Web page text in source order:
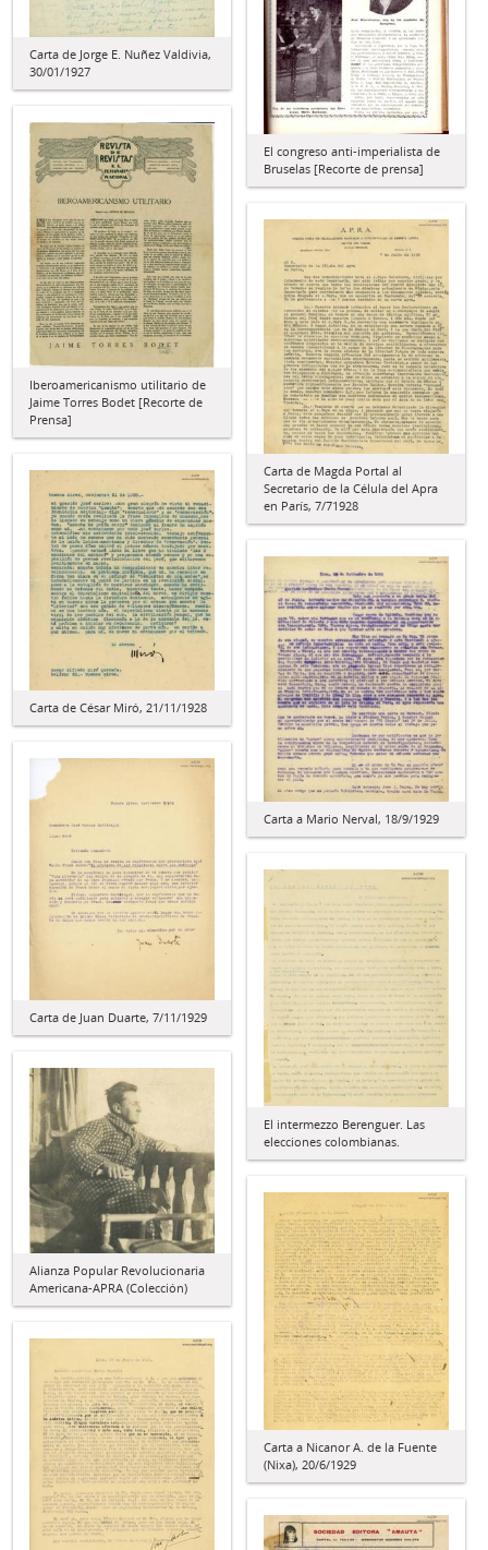
Carta de Jorge E. Nuñez Valdivia,
30/01/1927
El congreso anti-imperialista de
Bruselas [Recorte de prensa]
Iberoamericanismo utilitario de
Jaime Torres Bodet [Recorte de
Prensa]
Carta de Magda Portal al
Secretario de la Célula del Apra
en París, 7/71928
Carta de César Miró, 21/11/1928
Carta a Mario Nerval, 18/9/1929
Carta de Juan Duarte, 7/11/1929
El intermezzo Berenguer. Las
elecciones colombianas.
Alianza Popular Revolucionaria
Americana-APRA (Colección)
Carta a Nicanor A. de la Fuente
(Nixa), 20/6/1929